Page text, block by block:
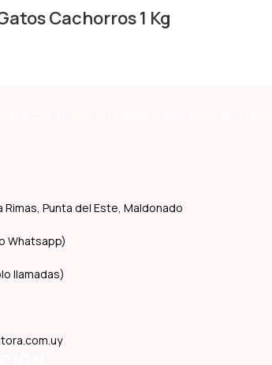
Cachorros 1 Kg
Rimas, Punta del Este, Maldonado
Whatsapp)
llamadas)